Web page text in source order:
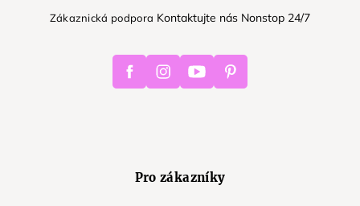
Zákaznická podpora Kontaktujte nás Nonstop 24/7
FacebookInstagramYoutube Pinterest
Pro zákazníky